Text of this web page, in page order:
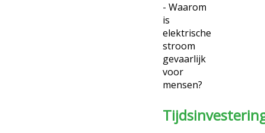
- Waarom
is
elektrische
stroom
gevaarlijk
voor
mensen?